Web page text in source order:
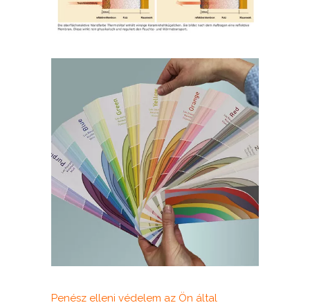
Penész elleni védelem az Ön által